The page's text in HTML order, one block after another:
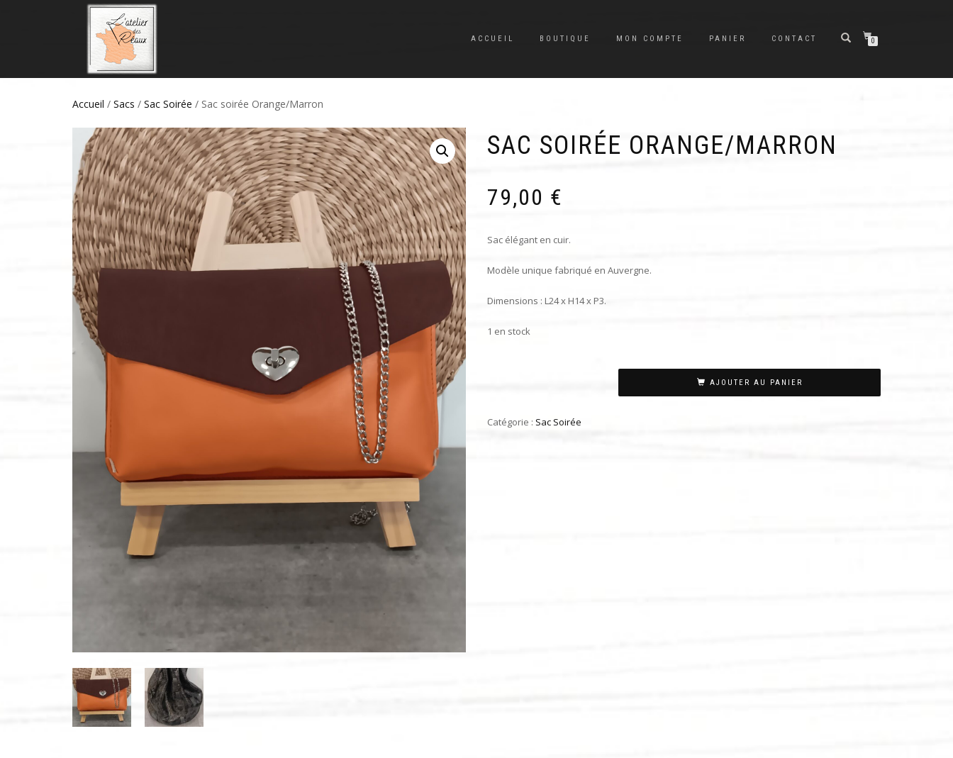
ACCUEIL BOUTIQUE MON COMPTE PANIER CONTACT 0
Accueil / Sacs / Sac Soirée / Sac soirée Orange/Marron
SAC SOIRÉE ORANGE/MARRON
79,00 €
Sac élégant en cuir.
Modèle unique fabriqué en Auvergne.
Dimensions : L24 x H14 x P3.
1 en stock
AJOUTER AU PANIER
Catégorie : Sac Soirée